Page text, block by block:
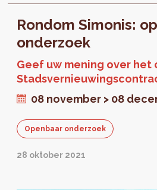
Rondom Simonis:
onderzoek
Geef uw mening over het
08 november > 08
Openbaar onderzoek
28 oktober 2021